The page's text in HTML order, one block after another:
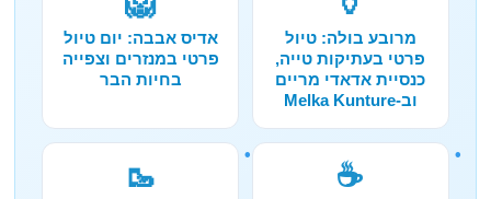
מרובע בולה: טיול
פרטי בעתיקות טייה,
כנסיית אדאדי מריים
וב-Melka Kunture
אדיס אבבה: יום טיול
פרטי במנזרים וצפייה
בחיות הבר
☕
🥾